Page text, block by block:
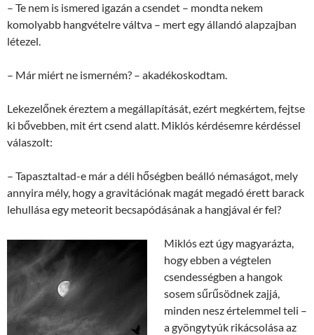
– Te nem is ismered igazán a csendet – mondta nekem
komolyabb hangvételre váltva – mert egy állandó alapzajban
létezel.
– Már miért ne ismerném? – akadékoskodtam.
Lekezelőnek éreztem a megállapítását, ezért megkértem, fejtse
ki bővebben, mit ért csend alatt. Miklós kérdésemre kérdéssel
válaszolt:
– Tapasztaltad-e már a déli hőségben beálló némaságot, mely
annyira mély, hogy a gravitációnak magát megadó érett barack
lehullása egy meteorit becsapódásának a hangjával ér fel?
Miklós ezt úgy magyarázta,
hogy ebben a végtelen
csendességben a hangok
sosem sűrűsödnek zajjá,
minden nesz értelemmel teli –
a gyöngytyúk rikácsolása az